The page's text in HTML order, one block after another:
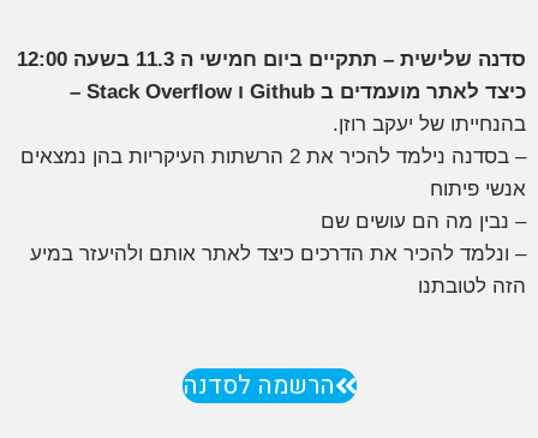
סדנה שלישית – תתקיים ביום חמישי ה 11.3 בשעה 12:00
כיצד לאתר מועמדים ב Github ו Stack Overflow –
בהנחייתו של יעקב רוזן.
– בסדנה נילמד להכיר את 2 הרשתות העיקריות בהן נמצאים
אנשי פיתוח
– נבין מה הם עושים שם
– ונלמד להכיר את הדרכים כיצד לאתר אותם ולהיעזר במיע
הזה לטובתנו
הרשמה לסדנה